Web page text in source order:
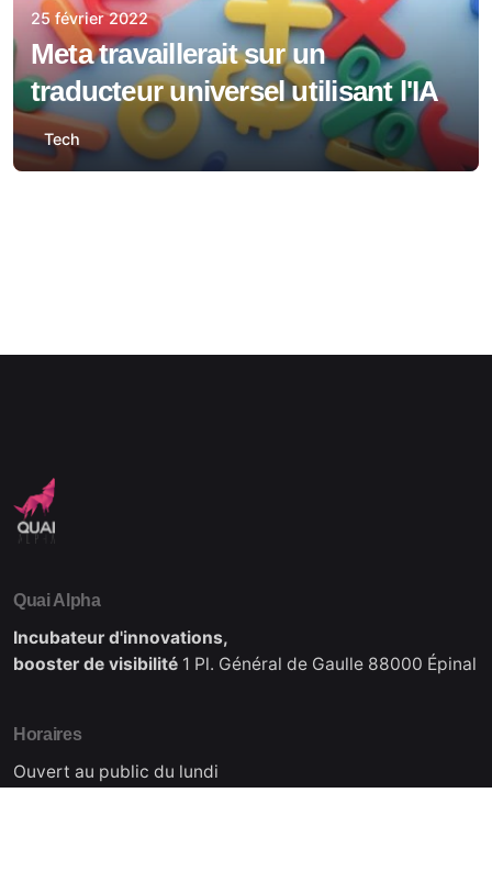
25 février 2022
Meta travaillerait sur un
traducteur universel utilisant l'IA
Tech
Quai Alpha
Incubateur d'innovations,
booster de visibilité 1 Pl. Général de Gaulle 88000 Épinal
Horaires
Ouvert au public du lundi